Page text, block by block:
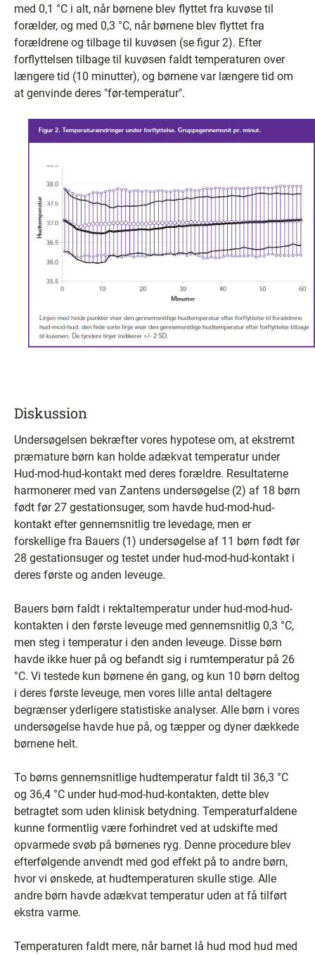
med 0,1 °C i alt, når børnene blev flyttet fra kuvøse til
forælder, og med 0,3 °C, når børnene blev flyttet fra
forældrene og tilbage til kuvøsen (se figur 2). Efter
forflyttelsen tilbage til kuvøsen faldt temperaturen over
længere tid (10 minutter), og børnene var længere tid om
at genvinde deres "før-temperatur".
Diskussion
Undersøgelsen bekræfter vores hypotese om, at ekstremt
præmature børn kan holde adækvat temperatur under
Hud-mod-hud-kontakt med deres forældre. Resultaterne
harmonerer med van Zantens undersøgelse (2) af 18 børn
født før 27 gestationsuger, som havde hud-mod-hud-
kontakt efter gennemsnitlig tre levedage, men er
forskellige fra Bauers (1) undersøgelse af 11 børn født før
28 gestationsuger og testet under hud-mod-hud-kontakt i
deres første og anden leveuge.
Bauers børn faldt i rektaltemperatur under hud-mod-hud-
kontakten i den første leveuge med gennemsnitlig 0,3 °C,
men steg i temperatur i den anden leveuge. Disse børn
havde ikke huer på og befandt sig i rumtemperatur på 26
°C. Vi testede kun børnene én gang, og kun 10 børn deltog
i deres første leveuge, men vores lille antal deltagere
begrænser yderligere statistiske analyser. Alle børn i vores
undersøgelse havde hue på, og tæpper og dyner dækkede
børnene helt.
To børns gennemsnitlige hudtemperatur faldt til 36,3 °C
og 36,4 °C under hud-mod-hud-kontakten, dette blev
betragtet som uden klinisk betydning. Temperaturfaldene
kunne formentlig være forhindret ved at udskifte med
opvarmede svøb på børnenes ryg. Denne procedure blev
efterfølgende anvendt med god effekt på to andre børn,
hvor vi ønskede, at hudtemperaturen skulle stige. Alle
andre børn havde adækvat temperatur uden at få tilført
ekstra varme.
Temperaturen faldt mere, når barnet lå hud mod hud med